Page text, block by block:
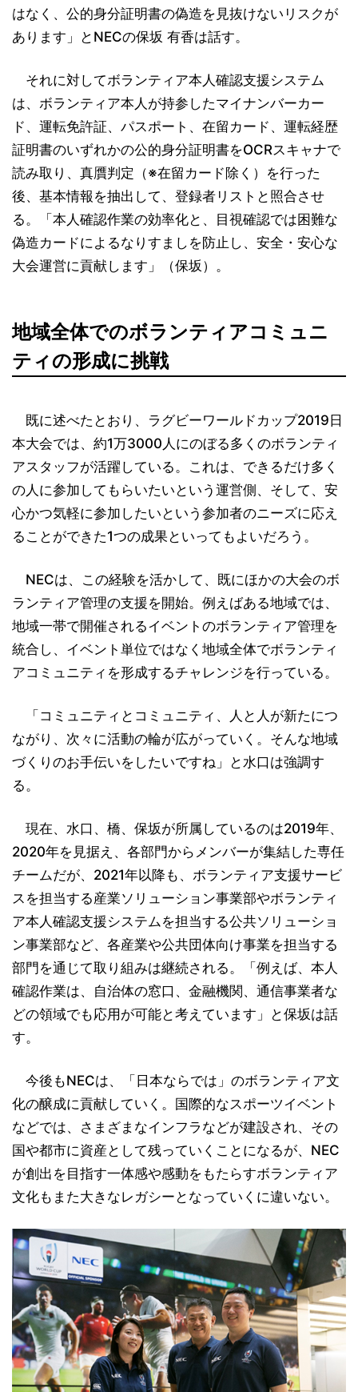
はなく、公的身分証明書の偽造を見抜けないリスクが
あります」とNECの保坂 有香は話す。
それに対してボランティア本人確認支援システム
は、ボランティア本人が持参したマイナンバーカー
ド、運転免許証、パスポート、在留カード、運転経歴
証明書のいずれかの公的身分証明書をOCRスキャナで
読み取り、真贋判定（※在留カード除く）を行った
後、基本情報を抽出して、登録者リストと照合させ
る。「本人確認作業の効率化と、目視確認では困難な
偽造カードによるなりすましを防止し、安全・安心な
大会運営に貢献します」（保坂）。
地域全体でのボランティアコミュニ
ティの形成に挑戦
既に述べたとおり、ラグビーワールドカップ2019日
本大会では、約1万3000人にのぼる多くのボランティ
アスタッフが活躍している。これは、できるだけ多く
の人に参加してもらいたいという運営側、そして、安
心かつ気軽に参加したいという参加者のニーズに応え
ることができた1つの成果といってもよいだろう。
NECは、この経験を活かして、既にほかの大会のボ
ランティア管理の支援を開始。例えばある地域では、
地域一帯で開催されるイベントのボランティア管理を
統合し、イベント単位ではなく地域全体でボランティ
アコミュニティを形成するチャレンジを行っている。
「コミュニティとコミュニティ、人と人が新たにつ
ながり、次々に活動の輪が広がっていく。そんな地域
づくりのお手伝いをしたいですね」と水口は強調す
る。
現在、水口、橋、保坂が所属しているのは2019年、
2020年を見据え、各部門からメンバーが集結した専任
チームだが、2021年以降も、ボランティア支援サービ
スを担当する産業ソリューション事業部やボランティ
ア本人確認支援システムを担当する公共ソリューショ
ン事業部など、各産業や公共団体向け事業を担当する
部門を通じて取り組みは継続される。「例えば、本人
確認作業は、自治体の窓口、金融機関、通信事業者な
どの領域でも応用が可能と考えています」と保坂は話
す。
今後もNECは、「日本ならでは」のボランティア文
化の醸成に貢献していく。国際的なスポーツイベント
などでは、さまざまなインフラなどが建設され、その
国や都市に資産として残っていくことになるが、NEC
が創出を目指す一体感や感動をもたらすボランティア
文化もまた大きなレガシーとなっていくに違いない。